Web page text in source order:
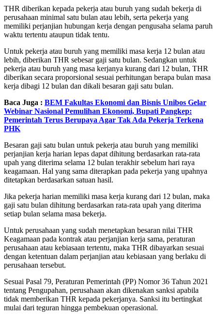
THR diberikan kepada pekerja atau buruh yang sudah bekerja di
perusahaan minimal satu bulan atau lebih, serta pekerja yang
memiliki perjanjian hubungan kerja dengan pengusaha selama paruh
waktu tertentu ataupun tidak tentu.
Untuk pekerja atau buruh yang memiliki masa kerja 12 bulan atau
lebih, diberikan THR sebesar gaji satu bulan. Sedangkan untuk
pekerja atau buruh yang masa kerjanya kurang dari 12 bulan, THR
diberikan secara proporsional sesuai perhitungan berapa bulan masa
kerja dibagi 12 bulan dan dikali besaran gaji satu bulan.
Baca Juga : BEM Fakultas Ekonomi dan Bisnis Unibos Gelar
Webinar Nasional Pemulihan Ekonomi, Bupati Pangkep:
Pemerintah Terus Berupaya Agar Tak Ada Pekerja Terkena
PHK
Besaran gaji satu bulan untuk pekerja atau buruh yang memiliki
perjanjian kerja harian lepas dapat dihitung berdasarkan rata-rata
upah yang diterima selama 12 bulan terakhir sebelum hari raya
keagamaan. Hal yang sama diterapkan pada pekerja yang upahnya
ditetapkan berdasarkan satuan hasil.
Jika pekerja harian memiliki masa kerja kurang dari 12 bulan, maka
gaji satu bulan dihitung berdasarkan rata-rata upah yang diterima
setiap bulan selama masa bekerja.
Untuk perusahaan yang sudah menetapkan besaran nilai THR
Keagamaan pada kontrak atau perjanjian kerja sama, peraturan
perusahaan atau kebiasaan tertentu, maka THR dibayarkan sesuai
dengan ketentuan dalam perjanjian atau kebiasaan yang berlaku di
perusahaan tersebut.
Sesuai Pasal 79, Peraturan Pemerintah (PP) Nomor 36 Tahun 2021
tentang Pengupahan, perusahaan akan dikenakan sanksi apabila
tidak memberikan THR kepada pekerjanya. Sanksi itu bertingkat
mulai dari teguran hingga pembekuan operasional.